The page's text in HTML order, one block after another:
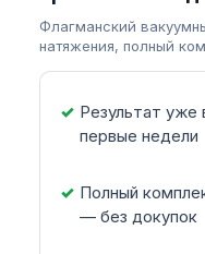
Флагманский
натяжения, полный
Результат уже
первые недели
Полный
— без докупок